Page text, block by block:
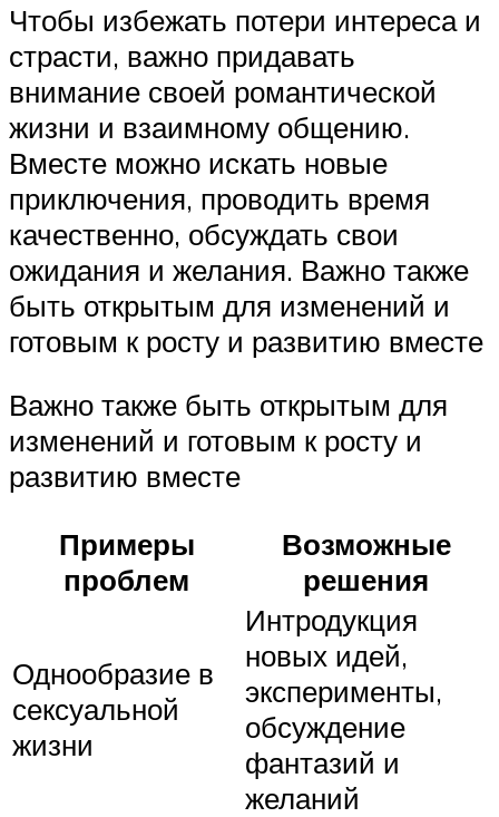
Чтобы избежать потери интереса и
страсти, важно придавать
внимание своей романтической
жизни и взаимному общению.
Вместе можно искать новые
приключения, проводить время
качественно, обсуждать свои
ожидания и желания. Важно также
быть открытым для изменений и
готовым к росту и развитию вместе
Важно также быть открытым для
изменений и готовым к росту и
развитию вместе
Примеры
проблем
Возможные
решения
Однообразие в
сексуальной
жизни
Интродукция
новых идей,
эксперименты,
обсуждение
фантазий и
желаний